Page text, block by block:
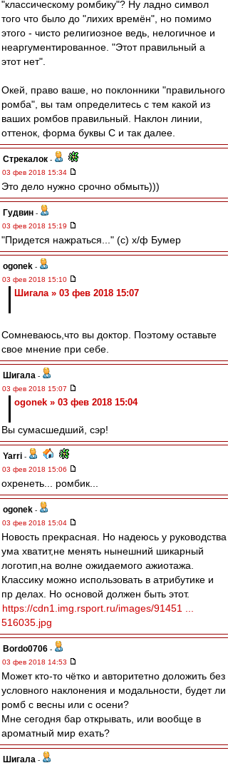
"классическому ромбику"? Ну ладно символ
того что было до "лихих времён", но помимо
этого - чисто религиозное ведь, нелогичное и
неаргументированное. "Этот правильный а
этот нет".
Окей, право ваше, но поклонники "правильного
ромба", вы там определитесь с тем какой из
ваших ромбов правильный. Наклон линии,
оттенок, форма буквы С и так далее.
Стрекалок -
03 фев 2018 15:34
Это дело нужно срочно обмыть)))
Гудвин -
03 фев 2018 15:19
"Придется нажраться..." (с) х/ф Бумер
ogonek -
03 фев 2018 15:10
Шигала » 03 фев 2018 15:07
Сомневаюсь,что вы доктор. Поэтому оставьте
свое мнение при себе.
Шигала -
03 фев 2018 15:07
ogonek » 03 фев 2018 15:04
Вы сумасшедший, сэр!
Yarri -
03 фев 2018 15:06
охренеть... ромбик...
ogonek -
03 фев 2018 15:04
Новость прекрасная. Но надеюсь у руководства
ума хватит,не менять нынешний шикарный
логотип,на волне ожидаемого ажиотажа.
Классику можно использовать в атрибутике и
пр делах. Но основой должен быть этот.
https://cdn1.img.rsport.ru/images/91451 ...
516035.jpg
Bordo0706 -
03 фев 2018 14:53
Может кто-то чётко и авторитетно доложить без
условного наклонения и модальности, будет ли
ромб с весны или с осени?
Мне сегодня бар открывать, или вообще в
ароматный мир ехать?
Шигала -